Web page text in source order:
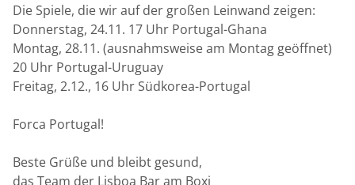
ÜBER UNS
Die Spiele, die wir auf der großen Leinwand zeigen:
Donnerstag, 24.11. 17 Uhr Portugal-Ghana
Montag, 28.11. (ausnahmsweise am Montag geöffnet)
20 Uhr Portugal-Uruguay
Freitag, 2.12., 16 Uhr Südkorea-Portugal
Forca Portugal!
Beste Grüße und bleibt gesund,
das Team der Lisboa Bar am Boxi